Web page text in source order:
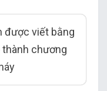
được viết bằng
chương